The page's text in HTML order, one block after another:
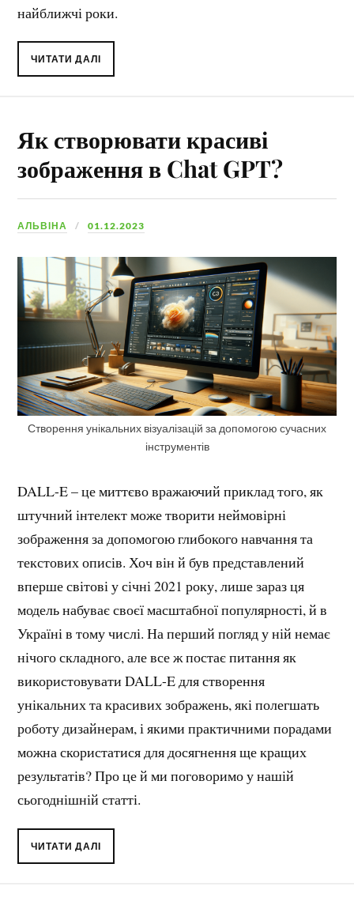
найближчі роки.
ЧИТАТИ ДАЛІ
Як створювати красиві
зображення в Chat GPT?
АЛЬВІНА 01.12.2023
Створення унікальних візуалізацій за допомогою сучасних
інструментів
DALL-E – це миттєво вражаючий приклад того, як
штучний інтелект може творити неймовірні
зображення за допомогою глибокого навчання та
текстових описів. Хоч він й був представлений
вперше світові у січні 2021 року, лише зараз ця
модель набуває своєї масштабної популярності, й в
Україні в тому числі. На перший погляд у ній немає
нічого складного, але все ж постає питання як
використовувати DALL-E для створення
унікальних та красивих зображень, які полегшать
роботу дизайнерам, і якими практичними порадами
можна скористатися для досягнення ще кращих
результатів? Про це й ми поговоримо у нашій
сьогоднішній статті.
ЧИТАТИ ДАЛІ